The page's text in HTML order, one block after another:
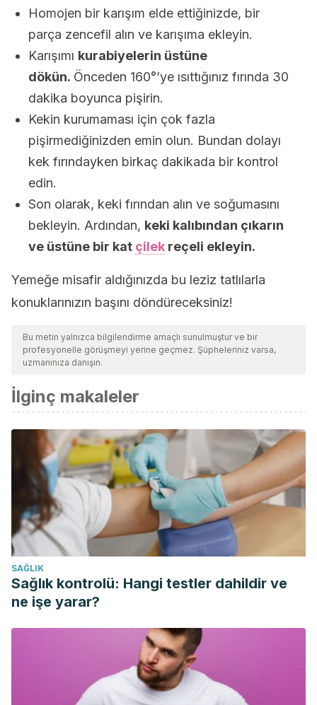
Homojen bir karışım elde ettiğinizde, bir
parça zencefil alın ve karışıma ekleyin.
Karışımı kurabiyelerin üstüne
dökün. Önceden 160°’ye ısıttığınız fırında 30
dakika boyunca pişirin.
Kekin kurumaması için çok fazla
pişirmediğinizden emin olun. Bundan dolayı
kek fırındayken birkaç dakikada bir kontrol
edin.
Son olarak, keki fırından alın ve soğumasını
bekleyin. Ardından, keki kalıbından çıkarın
ve üstüne bir kat çilek reçeli ekleyin.
Yemeğe misafir aldığınızda bu leziz tatlılarla
konuklarınızın başını döndüreceksiniz!
Bu metin yalnızca bilgilendirme amaçlı sunulmuştur ve bir
profesyonelle görüşmeyi yerine geçmez. Şüpheleriniz varsa,
uzmanınıza danışın.
İlginç makaleler
SAĞLIK
Sağlık kontrolü: Hangi testler dahildir ve
ne işe yarar?